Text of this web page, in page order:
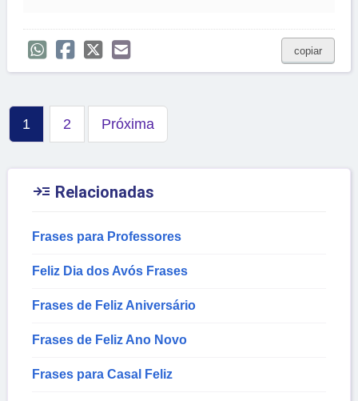
copiar
1 2 Próxima
 Relacionadas
Frases para Professores
Feliz Dia dos Avós Frases
Frases de Feliz Aniversário
Frases de Feliz Ano Novo
Frases para Casal Feliz